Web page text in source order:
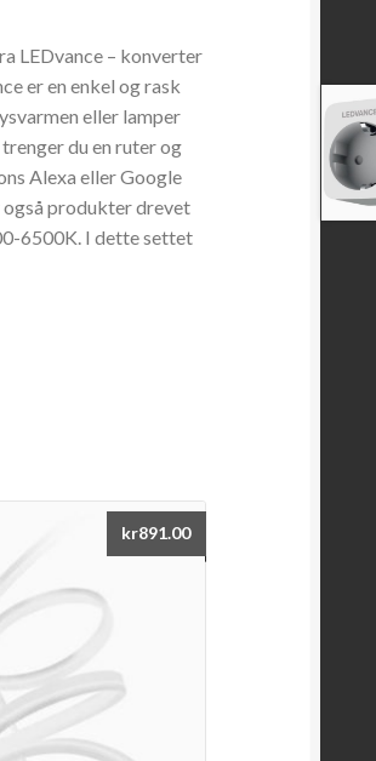
LEDvance – konverter
er en enkel og rask
eller lamper
du en ruter og
Alexa eller Google
også produkter drevet
6500K. I dette settet
kr891.00